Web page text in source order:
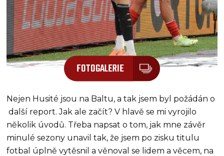
FOTOGALERIE
Nejen Husité jsou na Baltu, a tak jsem byl požádán o
další report. Jak ale začít? V hlavě se mi vyrojilo
několik úvodů. Třeba napsat o tom, jak mne závěr
minulé sezony unavil tak, že jsem po zisku titulu
fotbal úplně vytěsnil a věnoval se lidem a věcem, na